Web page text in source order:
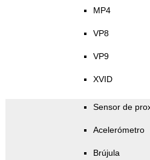
MP4
VP8
VP9
XVID
Sensor de
Acelerómetro
Brújula